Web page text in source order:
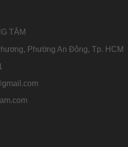
TÂM
Phường An Đông, Tp. HCM